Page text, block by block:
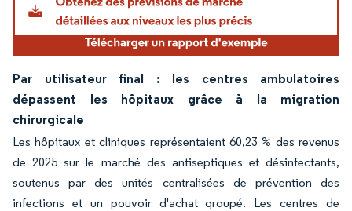
Par utilisateur final : les centres ambulatoires
dépassent les hôpitaux grâce à la migration
chirurgicale
Les hôpitaux et cliniques représentaient 60,23 % des revenus
de 2025 sur le marché des antiseptiques et désinfectants,
soutenus par des unités centralisées de prévention des
infections et un pouvoir d'achat groupé. Les centres de